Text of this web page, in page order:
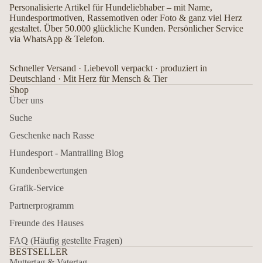
Personalisierte Artikel für Hundeliebhaber – mit Name,
Hundesportmotiven, Rassemotiven oder Foto & ganz viel Herz
gestaltet. Über 50.000 glückliche Kunden. Persönlicher Service
via WhatsApp & Telefon.
Schneller Versand · Liebevoll verpackt · produziert in
Deutschland · Mit Herz für Mensch & Tier
Shop
Über uns
Suche
Geschenke nach Rasse
Hundesport - Mantrailing Blog
Kundenbewertungen
Grafik-Service
Partnerprogramm
Freunde des Hauses
FAQ (Häufig gestellte Fragen)
BESTSELLER